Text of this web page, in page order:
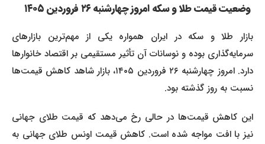
وضعیت قیمت طلا و سکه امروز چهارشنبه ۲۶ فروردین ۱۴۰۵
بازار طلا و سکه در ایران همواره یکی از مهم‌ترین بازارهای
سرمایه‌گذاری بوده و نوسانات آن تأثیر مستقیمی بر اقتصاد خانوارها
دارد. امروز چهارشنبه ۲۶ فروردین ۱۴۰۵، بازار شاهد کاهش قیمت‌ها
نسبت به روز گذشته بود.
این کاهش قیمت‌ها در حالی رخ می‌دهد که قیمت طلای جهانی
نیز با افت مواجه شده است. کاهش قیمت اونس طلای جهانی به